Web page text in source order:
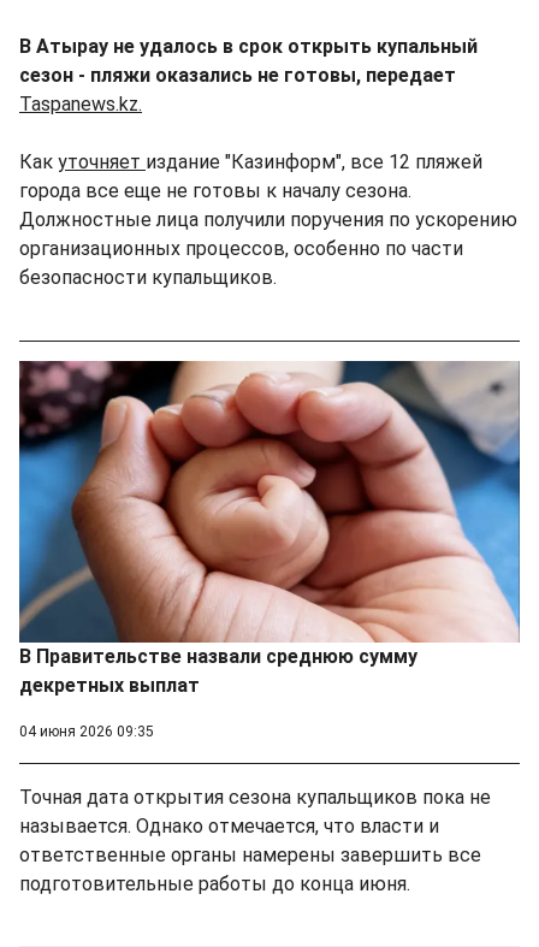
В Атырау не удалось в срок открыть купальный
сезон - пляжи оказались не готовы, передает
Taspanews.kz.
Как уточняет издание "Казинформ", все 12 пляжей
города все еще не готовы к началу сезона.
Должностные лица получили поручения по ускорению
организационных процессов, особенно по части
безопасности купальщиков.
В Правительстве назвали среднюю сумму
декретных выплат
04 июня 2026 09:35
Точная дата открытия сезона купальщиков пока не
называется. Однако отмечается, что власти и
ответственные органы намерены завершить все
подготовительные работы до конца июня.